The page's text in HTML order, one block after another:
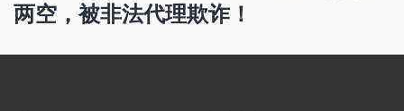
两空，被非法代理欺诈！